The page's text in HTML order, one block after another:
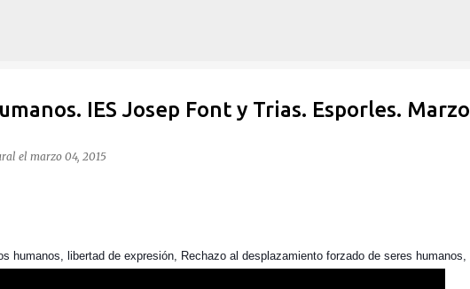
IES Josep Font y Trias. Esporles. Marzo
el marzo 04, 2015
humanos, libertad de expresión, Rechazo al desplazamiento forzado de seres humanos,